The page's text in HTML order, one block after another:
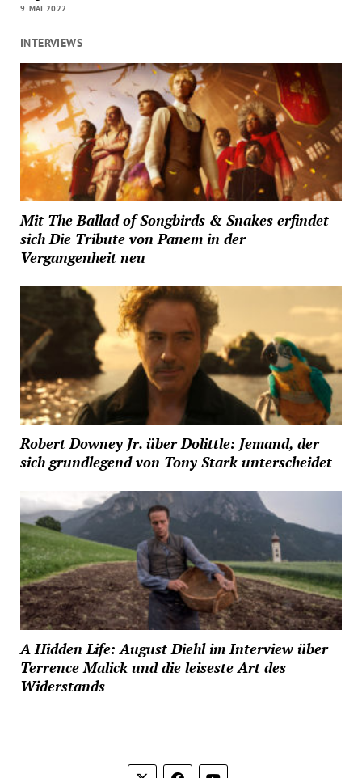
9. MAI 2022
INTERVIEWS
Mit The Ballad of Songbirds & Snakes erfindet
sich Die Tribute von Panem in der
Vergangenheit neu
Robert Downey Jr. über Dolittle: Jemand, der
sich grundlegend von Tony Stark unterscheidet
A Hidden Life: August Diehl im Interview über
Terrence Malick und die leiseste Art des
Widerstands